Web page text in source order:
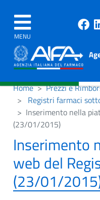
MENU
Home
Prezzi e
Registri farmaci
Inserimento nella
(23/01/2015)
Inserimento
web del
(23/01/